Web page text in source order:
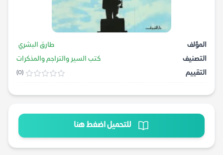
المؤلف
طارق البشري
التصنيف
كتب السير والتراجم والمذكرات
التقييم
(0)
للتحميل اضغط هنا